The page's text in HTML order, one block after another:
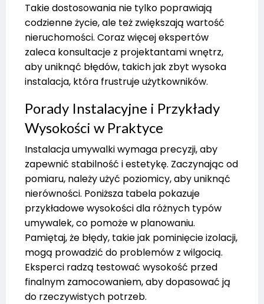
Takie dostosowania nie tylko poprawiają
codzienne życie, ale też zwiększają wartość
nieruchomości. Coraz więcej ekspertów
zaleca konsultacje z projektantami wnętrz,
aby uniknąć błędów, takich jak zbyt wysoka
instalacja, która frustruje użytkowników.
Porady Instalacyjne i Przykłady
Wysokości w Praktyce
Instalacja umywalki wymaga precyzji, aby
zapewnić stabilność i estetykę. Zaczynając od
pomiaru, należy użyć poziomicy, aby uniknąć
nierówności. Poniższa tabela pokazuje
przykładowe wysokości dla różnych typów
umywalek, co pomoże w planowaniu.
Pamiętaj, że błędy, takie jak pominięcie izolacji,
mogą prowadzić do problemów z wilgocią.
Eksperci radzą testować wysokość przed
finalnym zamocowaniem, aby dopasować ją
do rzeczywistych potrzeb.